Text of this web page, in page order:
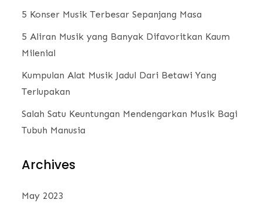
5 Konser Musik Terbesar Sepanjang Masa
5 Aliran Musik yang Banyak Difavoritkan Kaum
Milenial
Kumpulan Alat Musik Jadul Dari Betawi Yang
Terlupakan
Salah Satu Keuntungan Mendengarkan Musik Bagi
Tubuh Manusia
Archives
May 2023